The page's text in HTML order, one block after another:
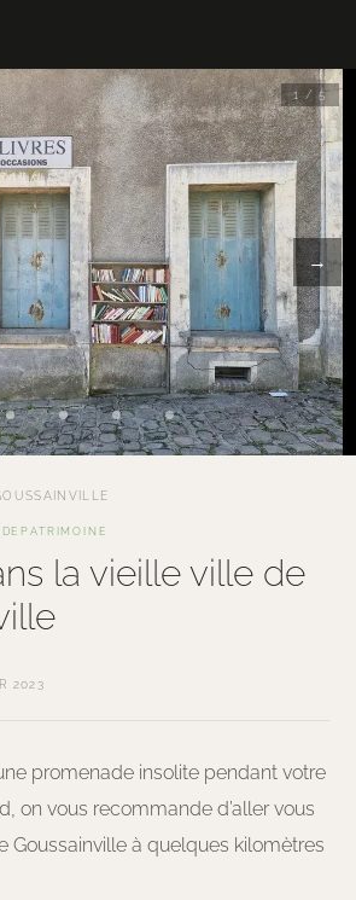
→
1 / 5
PATRIMOINE
la vieille ville de
2023
promenade insolite pendant votre
on vous recommande d’aller vous
Goussainville à quelques kilomètres